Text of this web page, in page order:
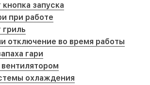
запуска
при работе
гриль
отключение во время работы
гари
охлаждения